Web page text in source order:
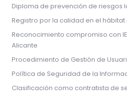
Diploma de prevención de riesgos
Registro por la calidad en el
Reconocimiento compromiso con
Alicante
Procedimiento de Gestión de
Política de Seguridad de la
Clasificación como contratista de